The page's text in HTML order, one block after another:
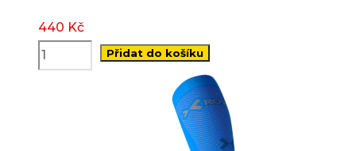
440 Kč
Přidat do košíku